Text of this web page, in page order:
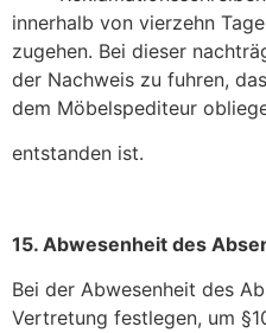
innerhalb von vierzehn
zugehen. Bei dieser
der Nachweis zu fuhren,
dem Möbelspediteur
entstanden ist.
15. Abwesenheit des
Bei der Abwesenheit des
Vertretung festlegen, um